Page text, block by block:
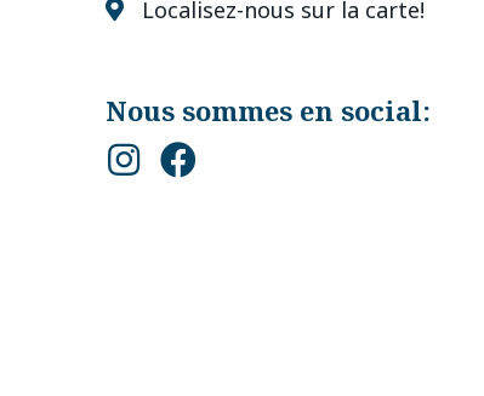
Localisez-nous sur la carte!
Nous sommes en social: